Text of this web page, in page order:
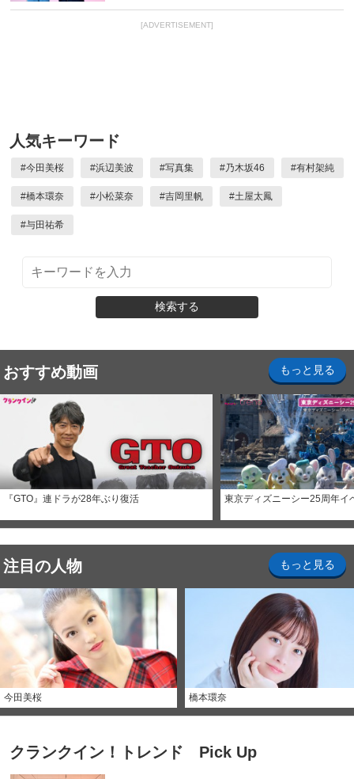
[ADVERTISEMENT]
人気キーワード
#今田美桜 #浜辺美波 #写真集 #乃木坂46 #有村架純
#橋本環奈 #小松菜奈 #吉岡里帆 #土屋太鳳
#与田祐希
検索する
おすすめ動画 もっと見る
『GTO』連ドラが28年ぶり復活 東京ディズニーシー25周年イ
注目の人物 もっと見る
今田美桜 橋本環奈
クランクイン！トレンド Pick Up